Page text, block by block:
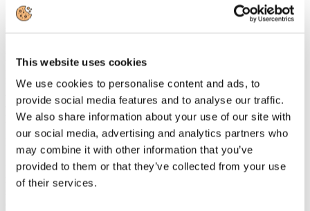
This website uses cookies
We use cookies to personalise content and ads, to
provide social media features and to analyse our traffic.
We also share information about your use of our site with
our social media, advertising and analytics partners who
may combine it with other information that you’ve
provided to them or that they’ve collected from your use
of their services.
Nel dettaglio la domanda sui mercati internazionali è cresciuta a un
La crescita maggiore della domanda dei passeggeri si è avuta nei
mercati emergenti, in particolare in Medio Oriente (+15,4%),
America Latina (+8,4%) e Africa (+7,5%). E il load-factor si è
attestato sul 79%, un indice di tutto rispetto, sempre tenendo
presente l’attuale crisi globale.
Nell’analisi per macro-aree, l’Asia-Pacifico ha fatto segnare un
+5,2% nella domanda passeggeri, di poco inferiore al +5,3% fatto
registrare dall’Europa. La migliore crescita è stata generata dal lungo
raggio con buone prestazioni delle compagnie eurozona (contro la